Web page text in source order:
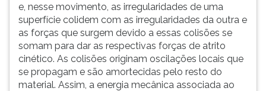
e, nesse movimento, as irregularidades de uma
superfície colidem com as irregularidades da outra e
as forças que surgem devido a essas colisões se
somam para dar as respectivas forças de atrito
cinético. As colisões originam oscilações locais que
se propagam e são amortecidas pelo resto do
material. Assim, a energia mecânica associada ao